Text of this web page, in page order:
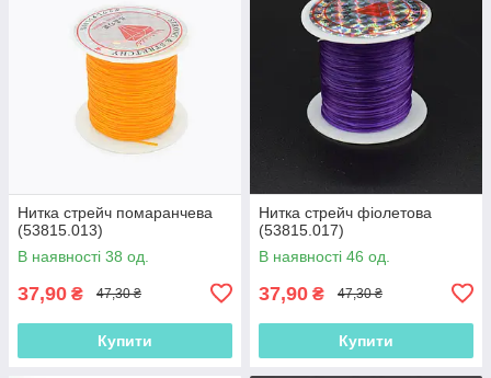
Нитка стрейч помаранчева
(53815.013)
В наявності 38 од.
37,90 ₴ 47,30 ₴
Купити
Нитка стрейч фіолетова
(53815.017)
В наявності 46 од.
37,90 ₴ 47,30 ₴
Купити